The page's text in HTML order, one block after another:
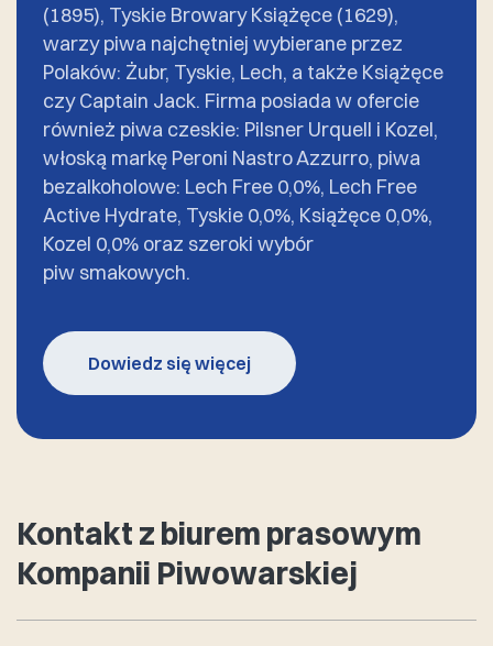
(1895), Tyskie Browary Książęce (1629),
warzy piwa najchętniej wybierane przez
Polaków: Żubr, Tyskie, Lech, a także Książęce
czy Captain Jack. Firma posiada w ofercie
również piwa czeskie: Pilsner Urquell i Kozel,
włoską markę Peroni Nastro Azzurro, piwa
bezalkoholowe: Lech Free 0,0%, Lech Free
Active Hydrate, Tyskie 0,0%, Książęce 0,0%,
Kozel 0,0% oraz szeroki wybór
piw smakowych.
Dowiedz się więcej
Kontakt z biurem prasowym
Kompanii Piwowarskiej